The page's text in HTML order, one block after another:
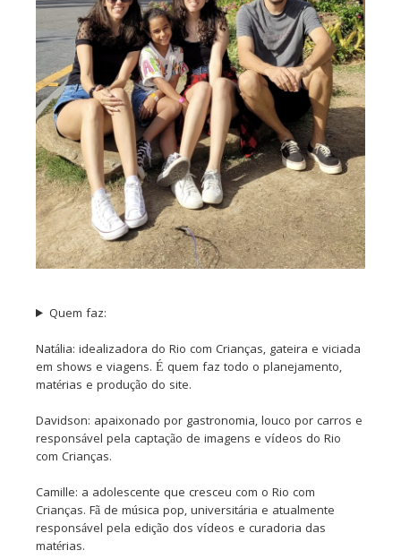
Quem faz:
Natália: idealizadora do Rio com Crianças, gateira e viciada
em shows e viagens. É quem faz todo o planejamento,
matérias e produção do site.
Davidson: apaixonado por gastronomia, louco por carros e
responsável pela captação de imagens e vídeos do Rio
com Crianças.
Camille: a adolescente que cresceu com o Rio com
Crianças. Fã de música pop, universitária e atualmente
responsável pela edição dos vídeos e curadoria das
matérias.